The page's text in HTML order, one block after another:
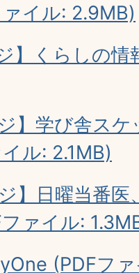
イル: 2.9MB)
】くらしの
】学び舎ス
ル: 2.1MB)
】日曜当番
ァイル:
(PDFフ